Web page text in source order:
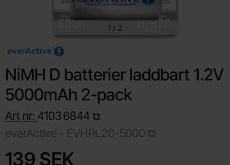
1 / 2
NiMH D batterier laddbart 1.2V
5000mAh 2-pack
Art nr: 41036844
everActive - EVHRL20-5000
pris
139 SEK